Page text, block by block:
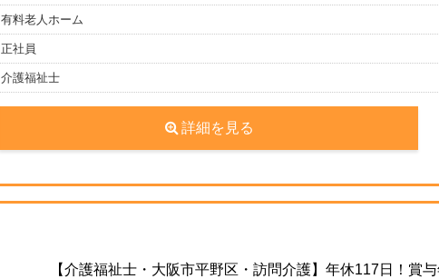
有料老人ホーム
正社員
介護福祉士
詳細を見る
【介護福祉士・大阪市平野区・訪問介護】年休117日！賞